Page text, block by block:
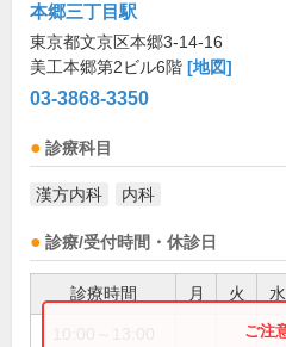
本郷三丁目駅
東京都文京区本郷3-14-16
美工本郷第2ビル6階 [地図]
03-3868-3350
診療科目
漢方内科 内科
診療/受付時間・休診日
診療時間 月 火 水